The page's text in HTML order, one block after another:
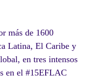
más de 1600
Latina, El Caribe y
en tres intensos
en el #15EFLAC